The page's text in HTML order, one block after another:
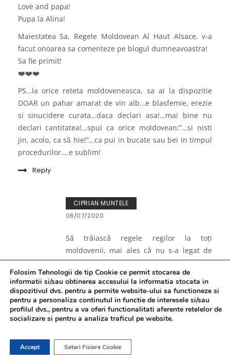
Love and papa!
Pupa la Alina!
Maiestatea Sa, Regele Moldovean Al Haut Alsace, v-a
facut onoarea sa comenteze pe blogul dumneavoastra!
Sa fie primit!
❤️❤️❤️
PS…la orice reteta moldoveneasca, sa ai la dispozitie
DOAR un pahar amarat de vin alb…e blasfemie, erezie
si sinucidere curata…daca declari asa!…mai bine nu
declari cantitatea!…spui ca orice moldovean:”…si nisti
jin, acolo, ca sâ hie!”…ca pui in bucate sau bei in timpul
procedurilor….e sublim!
Reply
CIPRIAN MUNTELE
08/07/2020
Să trăiască regele regilor la toți
moldovenii, mai ales că nu s-a legat de
faptul că n-am scris nimic de mămăligă.
Reply
DANIEL LUPASCU-RMHA
Ciprian…stii ca te iubesc!?
Folosim Tehnologii de tip Cookie ce permit stocarea de
informatii si/sau obtinerea accesului la informatia stocata in
dispozitivul dvs. pentru a permite website-ului sa functioneze si
pentru a personaliza continutul in functie de interesele si/sau
profilul dvs., pentru a va oferi functionalitati aferente retelelor de
socializare si pentru a analiza traficul pe website.
Accept Setari Fisiere Cookie